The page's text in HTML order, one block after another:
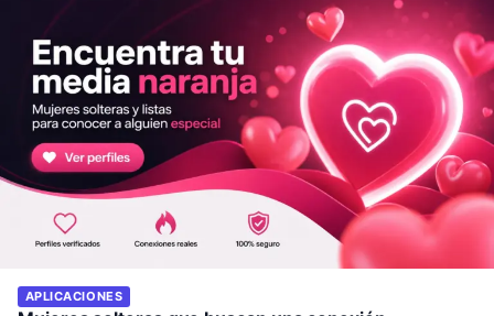
APLICACIONES